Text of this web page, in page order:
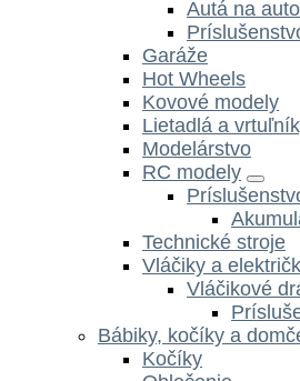
Autá na
Garáže
Hot Wheels
Kovové modely
Lietadlá a
Modelárstvo
RC modely
Technické stroje
Vláčiky a
Vláčikové
Bábiky, kočíky a
Kočíky